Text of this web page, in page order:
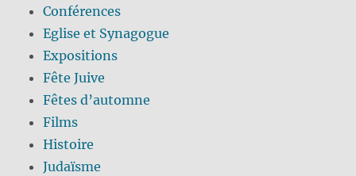
Conférences
Eglise et Synagogue
Expositions
Fête Juive
Fêtes d’automne
Films
Histoire
Judaïsme